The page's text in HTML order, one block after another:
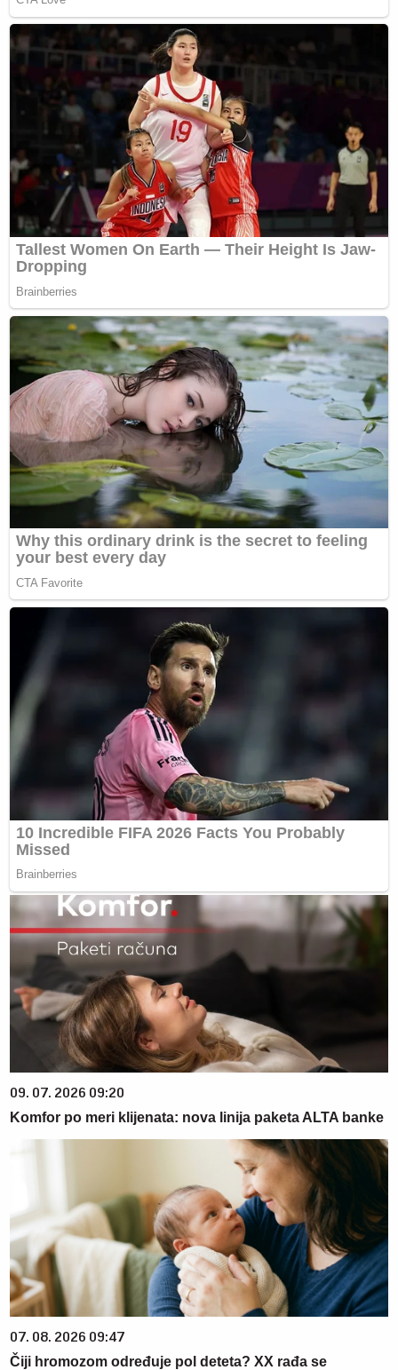
09. 07. 2026 09:20
Komfor po meri klijenata: nova linija paketa ALTA banke
07. 08. 2026 09:47
Čiji hromozom određuje pol deteta? XX rađa se